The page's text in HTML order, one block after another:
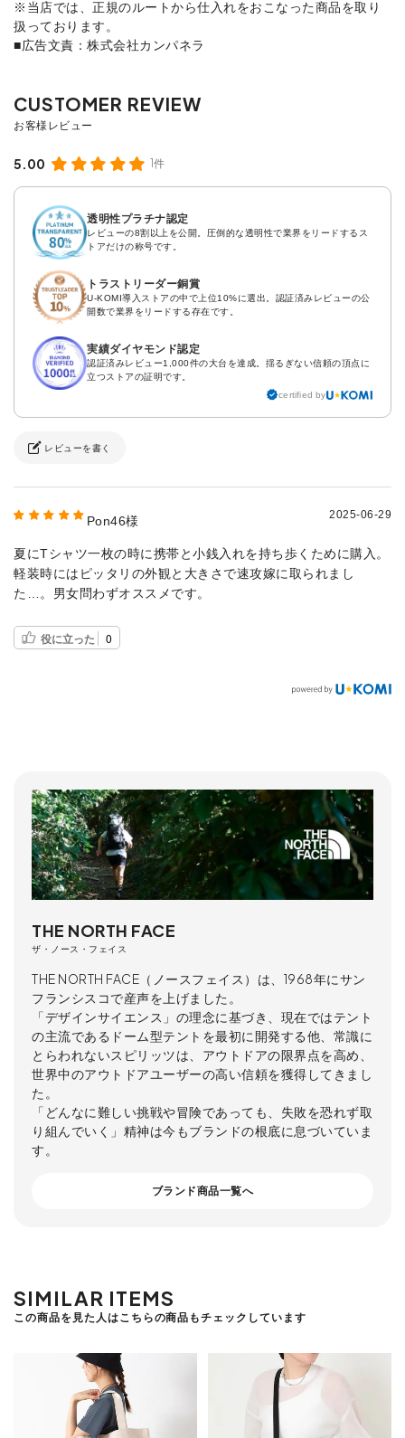
※当店では、正規のルートから仕入れをおこなった商品を取り
扱っております。
■広告文責：株式会社カンパネラ
5.00 1件
透明性プラチナ認定
レビューの8割以上を公開。圧倒的な透明性で業界をリードするス
トアだけの称号です。
トラストリーダー銅賞
U-KOMI導入ストアの中で上位10%に選出。認証済みレビューの公
開数で業界をリードする存在です。
実績ダイヤモンド認定
認証済みレビュー1,000件の大台を達成。揺るぎない信頼の頂点に
立つストアの証明です。
certified by
レビューを書く
Pon46様 2025-06-29
夏にTシャツ一枚の時に携帯と小銭入れを持ち歩くために購入。
軽装時にはピッタリの外観と大きさで速攻嫁に取られまし
た…。男女問わずオススメです。
役に立った 0
THE NORTH FACE
ザ・ノース・フェイス
THE NORTH FACE（ノースフェイス）は、1968年にサン
フランシスコで産声を上げました。
「デザインサイエンス」の理念に基づき、現在ではテント
の主流であるドーム型テントを最初に開発する他、常識に
とらわれないスピリッツは、アウトドアの限界点を高め、
世界中のアウトドアユーザーの高い信頼を獲得してきまし
た。
「どんなに難しい挑戦や冒険であっても、失敗を恐れず取
り組んでいく」精神は今もブランドの根底に息づいていま
す。
ブランド商品一覧へ
SIMILAR ITEMS
この商品を見た人はこちらの商品もチェックしています